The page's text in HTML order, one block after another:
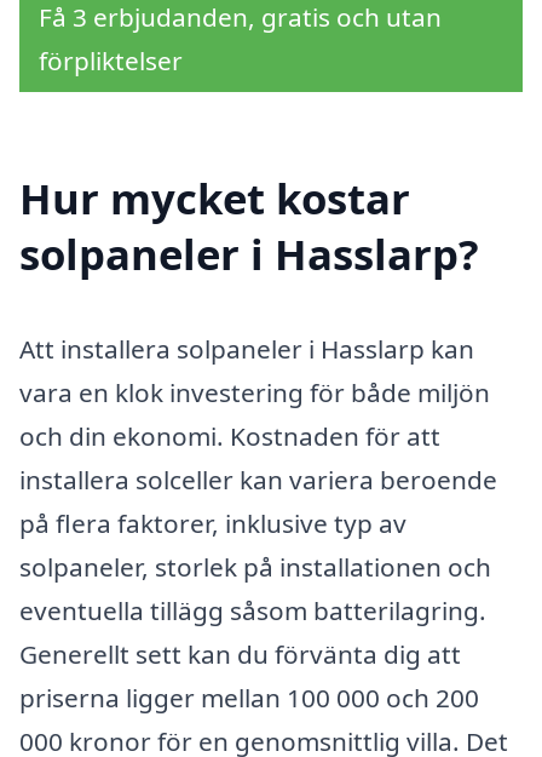
Få 3 erbjudanden, gratis och utan
förpliktelser
Hur mycket kostar
solpaneler i Hasslarp?
Att installera solpaneler i Hasslarp kan
vara en klok investering för både miljön
och din ekonomi. Kostnaden för att
installera solceller kan variera beroende
på flera faktorer, inklusive typ av
solpaneler, storlek på installationen och
eventuella tillägg såsom batterilagring.
Generellt sett kan du förvänta dig att
priserna ligger mellan 100 000 och 200
000 kronor för en genomsnittlig villa. Det